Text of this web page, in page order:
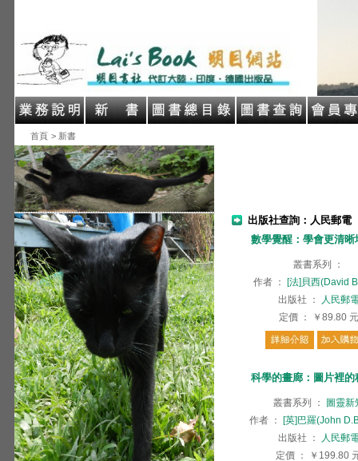
首頁 > 新書
出版社查詢：人民郵電
數學覺醒：學會更清晰
叢書系列
：
作者 ：
[法]貝西(David
出版社
：
人民郵
定價 ： ￥89.80 元
科學的畫廊：圖片裡的
叢書系列 ：
圖靈新
作者 ：
[英]巴羅(John
出版社
：
人民郵
定價 ： ￥199.80